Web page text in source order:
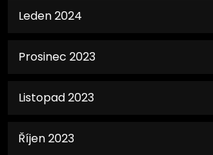
Leden 2024
Prosinec 2023
Listopad 2023
Říjen 2023